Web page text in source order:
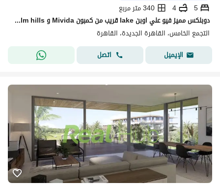
5
4
340 متر مربع
دوبلكس مميز فيو علي اوبن lake قريب من كمبون Mivida و Palm hills هتستلمه متشطب بالكامل بمقدم (6 مليون )
التجمع الخامس، القاهرة الجديدة، القاهرة
الإيميل
اتصل